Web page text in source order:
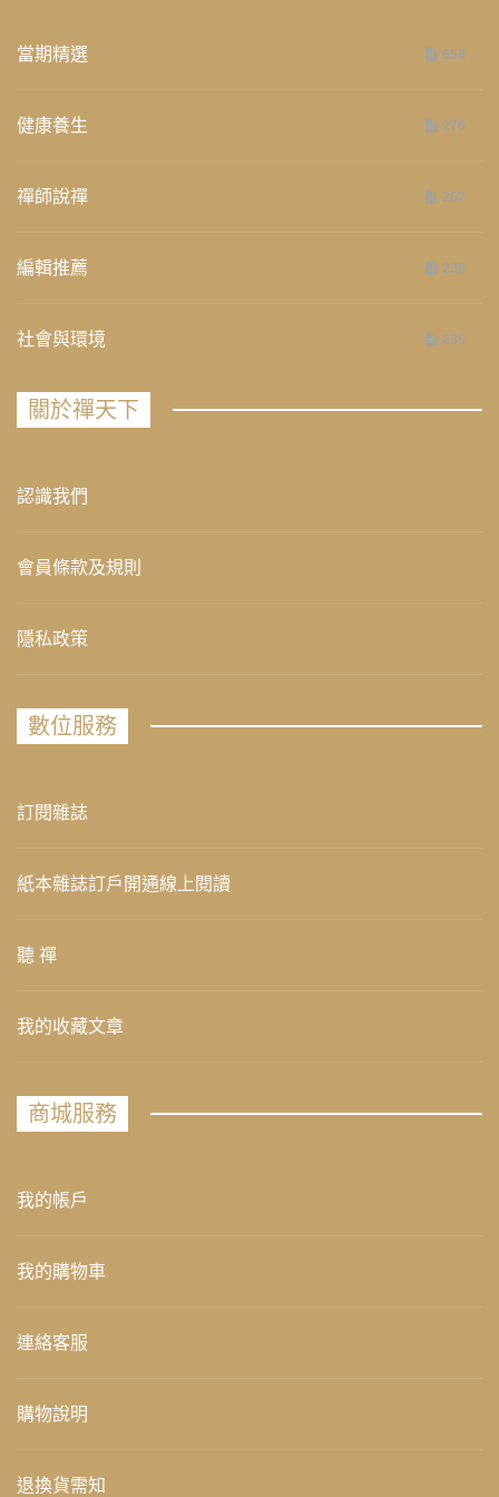
當期精選 658
健康養生 276
禪師說禪 267
編輯推薦 236
社會與環境 235
關於禪天下
認識我們
會員條款及規則
隱私政策
數位服務
訂閱雜誌
紙本雜誌訂戶開通線上閱讀
聽 禪
我的收藏文章
商城服務
我的帳戶
我的購物車
連絡客服
購物說明
退換貨需知